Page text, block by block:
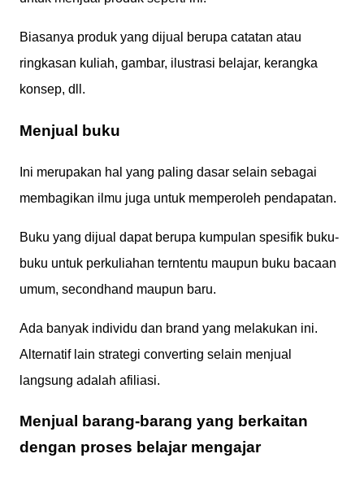
Biasanya produk yang dijual berupa catatan atau
ringkasan kuliah, gambar, ilustrasi belajar, kerangka
konsep, dll.
Menjual buku
Ini merupakan hal yang paling dasar selain sebagai
membagikan ilmu juga untuk memperoleh pendapatan.
Buku yang dijual dapat berupa kumpulan spesifik buku-
buku untuk perkuliahan terntentu maupun buku bacaan
umum, secondhand maupun baru.
Ada banyak individu dan brand yang melakukan ini.
Alternatif lain strategi converting selain menjual
langsung adalah afiliasi.
Menjual barang-barang yang berkaitan
dengan proses belajar mengajar